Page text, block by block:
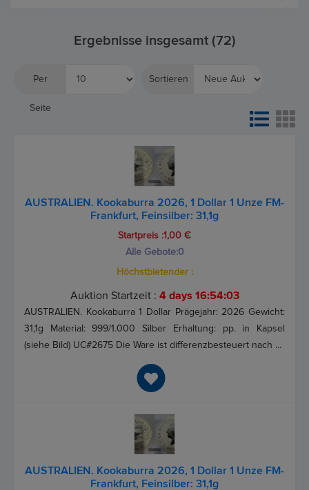
Ergebnisse insgesamt (72)
Per
Seite
Sortieren
AUSTRALIEN. Kookaburra 2026, 1 Dollar 1 Unze FM-
Frankfurt, Feinsilber: 31,1g
Startpreis :1,00 €
Alle Gebote:0
Höchstbietender :
Auktion Startzeit : 4 days 16:54:03
AUSTRALIEN. Kookaburra 1 Dollar Prägejahr: 2026 Gewicht:
31,1g Material: 999/1.000 Silber Erhaltung: pp. in Kapsel
(siehe Bild) UC#2675 Die Ware ist differenzbesteuert nach ...
AUSTRALIEN. Kookaburra 2026, 1 Dollar 1 Unze FM-
Frankfurt, Feinsilber: 31,1g